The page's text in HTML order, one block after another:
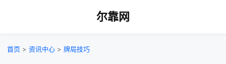
尔靠网
首页 > 资讯中心 > 牌局技巧